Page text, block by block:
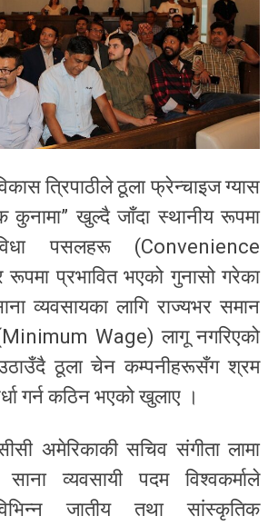
त्रिपाठीले ठूला फ्रेन्चाइज ग्यास
खुल्दै जाँदा स्थानीय रूपमा
पसलहरू (Convenience
प्रभावित भएको गुनासो गरेका
व्यवसायका लागि राज्यभर समान
Wage) लागू नगरिएको
ठूला चेन कम्पनीहरूसँग श्रम
गर्न कठिन भएको खुलाए ।
अमेरिकाकी सचिव संगीता लामा
व्यवसायी पदम विश्वकर्माले
विभिन्न जातीय तथा सांस्कृतिक